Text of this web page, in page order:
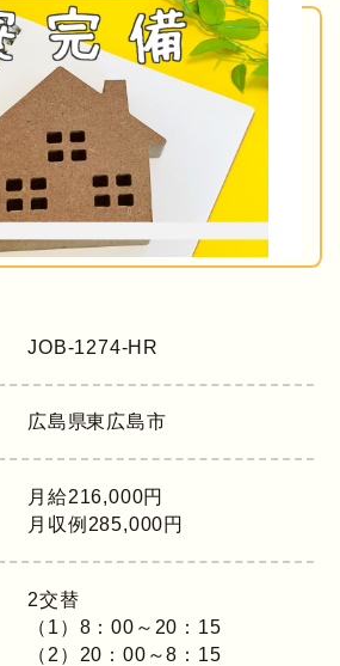
JOB-1274-HR
広島県東広島市
月給216,000円
月収例285,000円
2交替
（1）8：00～20：15
（2）20：00～8：15